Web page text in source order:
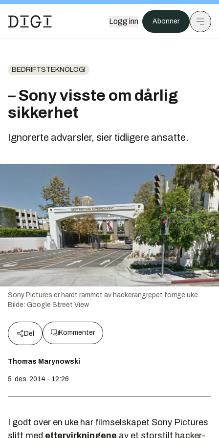
Logg inn Abonner
BEDRIFTSTEKNOLOGI
– Sony visste om dårlig
sikkerhet
Ignorerte advarsler, sier tidligere ansatte.
Sony Pictures er hardt rammet av hackerangrepet forrige uke.
Bilde: Google Street View
Del Kommenter
Thomas Marynowski
5. des. 2014 - 12:26
I godt over en uke har filmselskapet Sony Pictures
slitt med ettervirkningene av et storstilt hacker-